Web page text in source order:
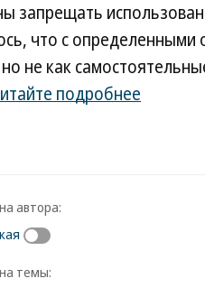
запрещать
что с определенными
не как
подробнее
автора:
темы: